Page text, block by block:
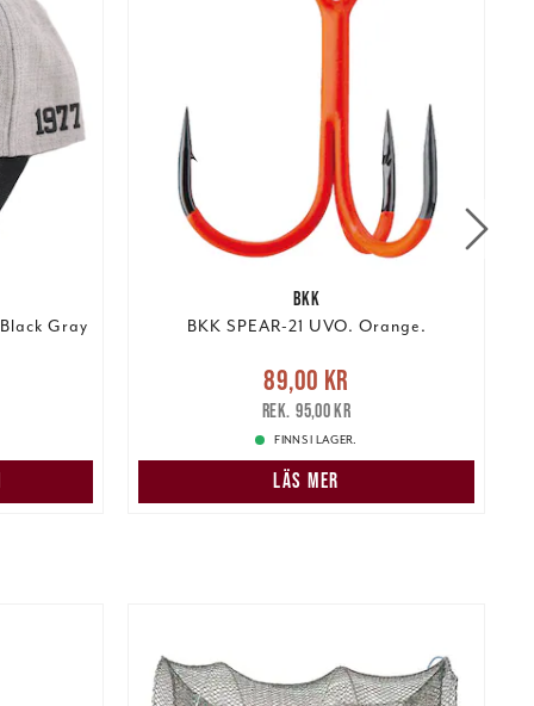
Gray
BKK
BKK SPEAR-21 UVO. Orange.
Nuvarande pris:89,00 kr
pris:95,00 kr
89,00 kr
95,00 kr
FINNS I LAGER.
LÄS MER